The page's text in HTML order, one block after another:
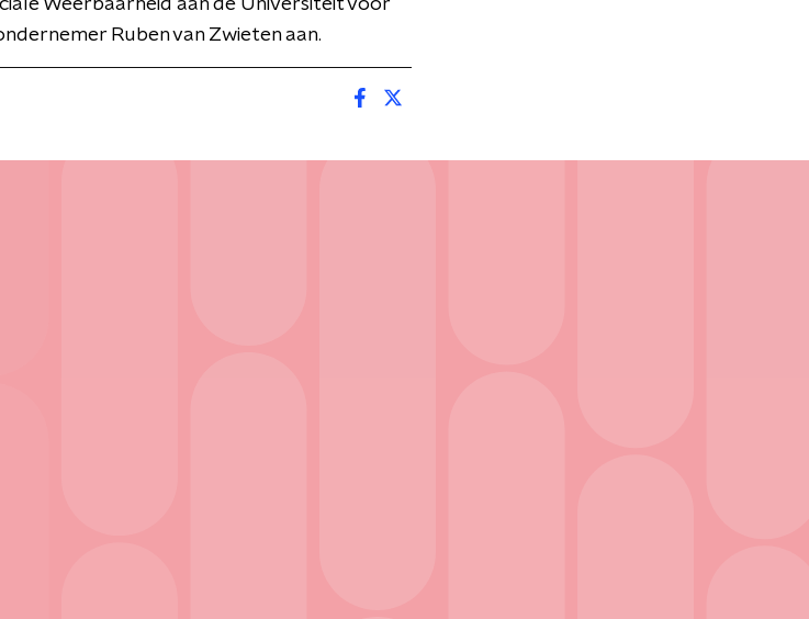
Weerbaarheid aan de Universiteit voor
Ruben van Zwieten aan.